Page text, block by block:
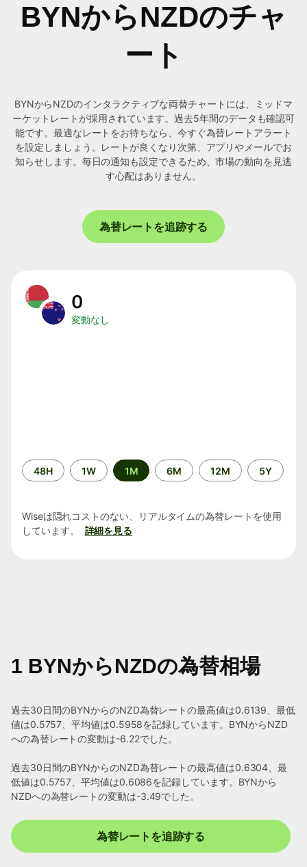
BYNからNZDのチャ
ート
BYNからNZDのインタラクティブな両替チャートには、ミッドマ
ーケットレートが採用されています。過去5年間のデータも確認可
能です。最適なレートをお待ちなら、今すぐ為替レートアラート
を設定しましょう。レートが良くなり次第、アプリやメールでお
知らせします。毎日の通知も設定できるため、市場の動向を見逃
す心配はありません。
為替レートを追跡する
0
変動なし
期
間
48H 1W 1M 6M 12M 5Y
Wiseは隠れコストのない、リアルタイムの為替レートを使用
しています。
詳細を見る
1 BYNからNZDの為替相場
過去30日間のBYNからのNZD為替レートの最高値は0.6139、最低
値は0.5757、平均値は0.5958を記録しています。BYNからNZD
への為替レートの変動は-6.22でした。
過去30日間のBYNからのNZD為替レートの最高値は0.6304、最
低値は0.5757、平均値は0.6086を記録しています。BYNから
NZDへの為替レートの変動は-3.49でした。
為替レートを追跡する